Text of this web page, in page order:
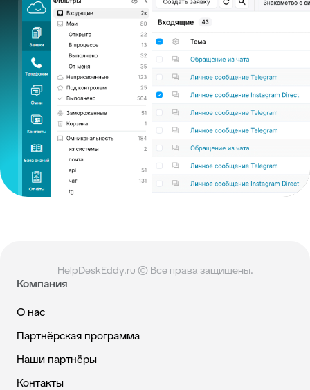
HelpDeskEddy.ru © Все права защищены.
Компания
О нас
Партнёрская программа
Наши партнёры
Контакты